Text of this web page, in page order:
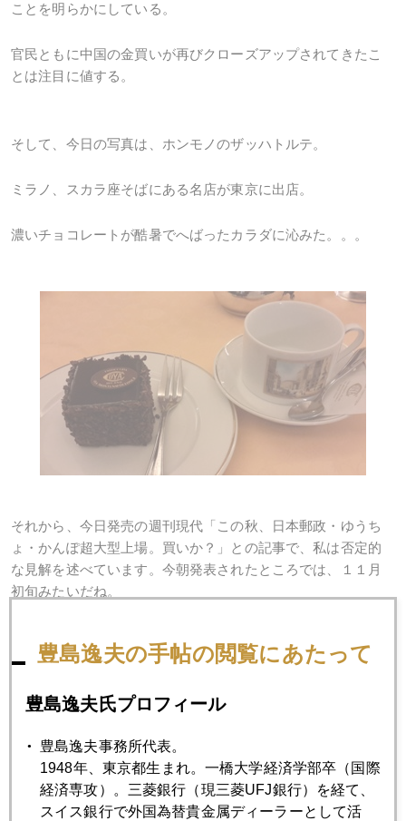
ことを明らかにしている。
官民ともに中国の金買いが再びクローズアップされてきたこ
とは注目に値する。
そして、今日の写真は、ホンモノのザッハトルテ。
ミラノ、スカラ座そばにある名店が東京に出店。
濃いチョコレートが酷暑でへばったカラダに沁みた。。。
それから、今日発売の週刊現代「この秋、日本郵政・ゆうち
ょ・かんぽ超大型上場。買いか？」との記事で、私は否定的
な見解を述べています。今朝発表されたところでは、１１月
初旬みたいだね。
1月 2月 3月 4月
7月 8月 9月
豊島逸夫の手帖の閲覧にあたって
豊島逸夫氏プロフィール
豊島逸夫事務所代表。
1948年、東京都生まれ。一橋大学経済学部卒（国際
経済専攻）。三菱銀行（現三菱UFJ銀行）を経て、
スイス銀行で外国為替貴金属ディーラーとして活